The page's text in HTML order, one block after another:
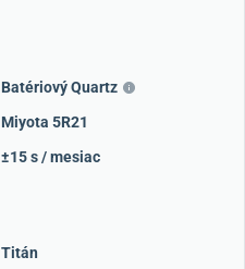
Batériový Quartz
Miyota 5R21
±15 s / mesiac
Titán